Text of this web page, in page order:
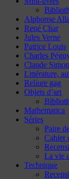
Alphonse
René Char
Jules Verne
Patrice Louis
Charles
Claude Simon
Littérature,
Reliure gag
Objets d’art
Mathematica
Séries
Paire
Cahier
La vie
Technique